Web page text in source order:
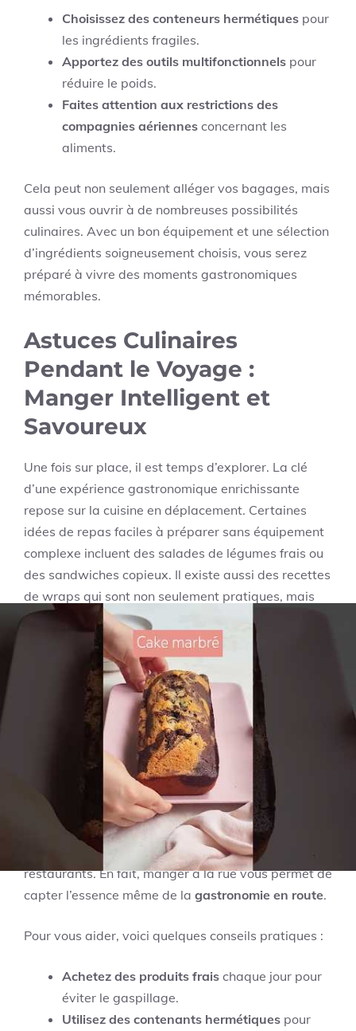
Choisissez des conteneurs hermétiques pour
les ingrédients fragiles.
Apportez des outils multifonctionnels pour
réduire le poids.
Faites attention aux restrictions des
compagnies aériennes concernant les
aliments.
Cela peut non seulement alléger vos bagages, mais
aussi vous ouvrir à de nombreuses possibilités
culinaires. Avec un bon équipement et une sélection
d’ingrédients soigneusement choisis, vous serez
préparé à vivre des moments gastronomiques
mémorables.
Astuces Culinaires
Pendant le Voyage :
Manger Intelligent et
Savoureux
Une fois sur place, il est temps d’explorer. La clé
d’une expérience gastronomique enrichissante
repose sur la cuisine en déplacement. Certaines
idées de repas faciles à préparer sans équipement
complexe incluent des salades de légumes frais ou
des sandwiches copieux. Il existe aussi des recettes
de wraps qui sont non seulement pratiques, mais
également délicieuses et variées. Cet aspect
culinaire offre une flexibilité pendant vos aventures.
Il est important de considérer le stockage des
aliments. Privilégiez des produits légers, faciles à
transporter et à conserver, comme les fruits secs,
les noix et les barres énergétiques. Dans chaque
pays, vous pouvez trouver des plats abordables et
savoureux souvent vendus dans la rue. Avez-vous
déjà goûté les tacos mexicains ou le pad thaï
thaïlandais au marché ? Ces options sont souvent
plus authentiques et moins chères que dans les
restaurants. En fait, manger à la rue vous permet de
capter l’essence même de la gastronomie en route.
Pour vous aider, voici quelques conseils pratiques :
Achetez des produits frais chaque jour pour
éviter le gaspillage.
Utilisez des contenants hermétiques pour